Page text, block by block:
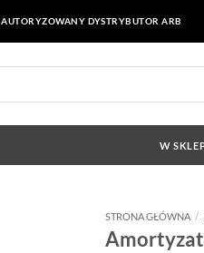
AUTORYZOWANY DYSTRYBUTOR ARB
W
STRONA GŁÓWNA /